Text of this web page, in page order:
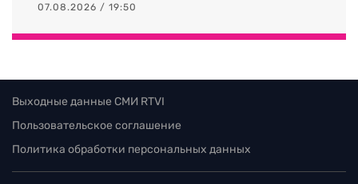
07.08.2026 / 19:50
Выходные данные СМИ RTVI
Пользовательское соглашение
Политика обработки персональных данных